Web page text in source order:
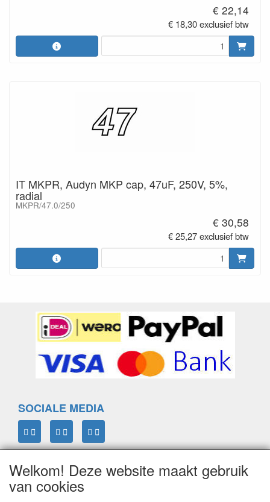
€ 22,14
€ 18,30 exclusief btw
IT MKPR, Audyn MKP cap, 47uF, 250V, 5%,
radial
MKPR/47.0/250
€ 30,58
€ 25,27 exclusief btw
SOCIALE MEDIA
ELTIM
Eenrummerweg 5
Welkom! Deze website maakt gebruik
van cookies